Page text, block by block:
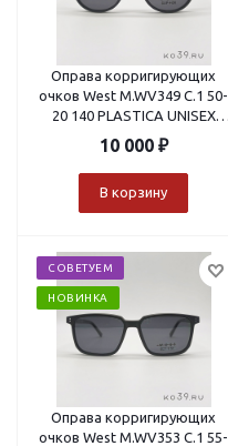
Оправа корригирующих
очков West M.WV349 C.1 50-
20 140 PLASTICA UNISEX
VISTA+CLIP ON
10 000₽
В корзину
СОВЕТУЕМ
НОВИНКА
Оправа корригирующих
очков West M.WV353 C.1 55-